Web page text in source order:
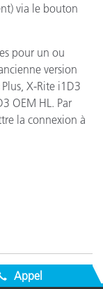
via le bouton
pour un ou
version
X-Rite i1D3
OEM HL. Par
la connexion à
Appel